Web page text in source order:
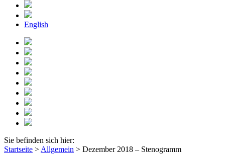
English
Sie befinden sich hier:
Startseite > Allgemein > Dezember 2018 – Stenogramm